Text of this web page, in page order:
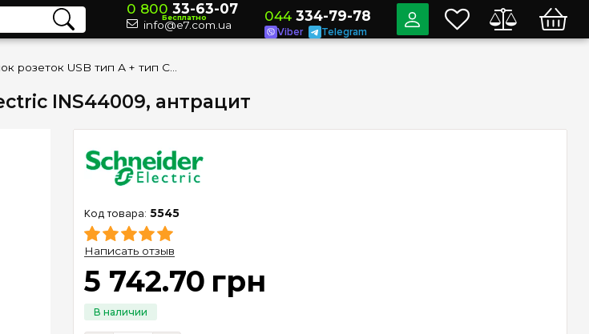
INS44009, антрацит
5545
Написать отзыв
5 742.70 грн
0 800 33-63-07
Бесплатно
info@e7.com.ua
044 334-79-78
Viber Telegram